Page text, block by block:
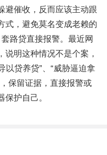
避催收，反而应该主动跟
式，避免莫名变成老赖的
路贷直接报警。最近网
明这种情况不是个案，
以贷养贷”、“威胁逼迫拿
保留证据，直接报警或
护自己。